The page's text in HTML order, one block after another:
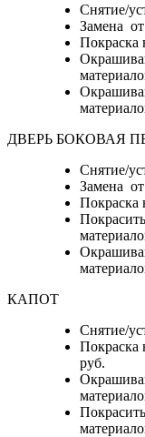
Снятие/
Замена
Покраска
ДВЕРЬ БОКОВАЯ
Снятие/
Замена
Покраска
КАПОТ
Снятие/
Покраска
руб.